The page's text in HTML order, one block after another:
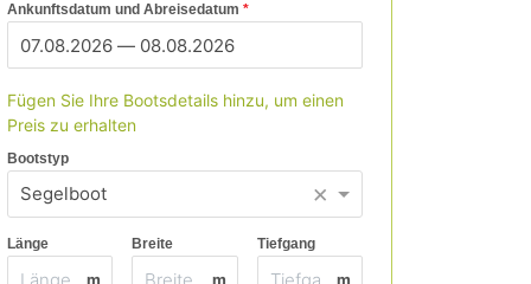
Ankunftsdatum und Abreisedatum
Fügen Sie Ihre Bootsdetails hinzu, um einen
Preis zu erhalten
Bootstyp
Segelboot ×
Länge
m
Breite
m
Tiefgang
m